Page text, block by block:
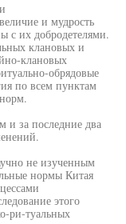
и мудрость
с их добродетелями.
клановых и
клановых
обрядовые
по всем пунктам
и за последние два
не изученным
нормы Китая
этого
ри-туальных